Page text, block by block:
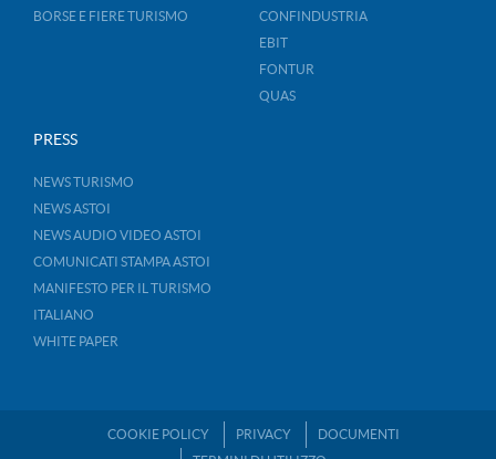
BORSE E FIERE TURISMO
CONFINDUSTRIA
EBIT
FONTUR
QUAS
PRESS
NEWS TURISMO
NEWS ASTOI
NEWS AUDIO VIDEO ASTOI
COMUNICATI STAMPA ASTOI
MANIFESTO PER IL TURISMO
ITALIANO
WHITE PAPER
COOKIE POLICY PRIVACY
DOCUMENTI